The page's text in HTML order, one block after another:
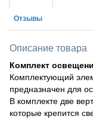
Отзывы
Описание товара
Комплект
Комплектующий
предназначен для
В комплекте две
которые крепится